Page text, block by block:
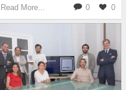
Read More... 0 0